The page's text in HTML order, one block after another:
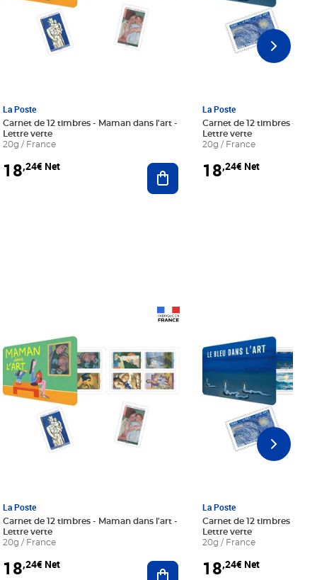
au panier
La Poste
Carnet de 12 timbres - Maman dans l'art -
Lettre verte
20g / France
18,24€ Net Ajouter au panier
La Poste
Carnet de 12 timbres - Le
Lettre verte
20g / France
18,24€ Net
au panier
La Poste
Carnet de 12 timbres - Maman dans l'art -
Lettre verte
20g / France
18,24€ Net Ajouter au panier
La Poste
Carnet de 12 timbres - Le
Lettre verte
20g / France
18,24€ Net